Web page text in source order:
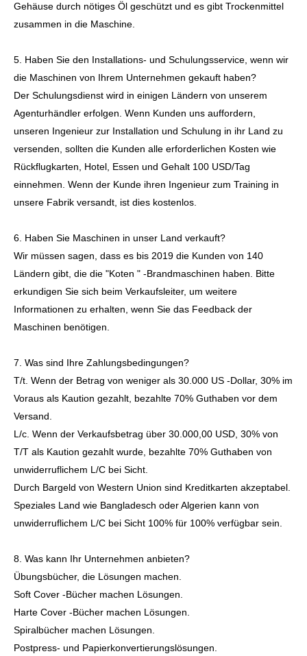
Gehäuse durch nötiges Öl geschützt und es gibt Trockenmittel
zusammen in die Maschine.
5. Haben Sie den Installations- und Schulungsservice, wenn wir
die Maschinen von Ihrem Unternehmen gekauft haben?
Der Schulungsdienst wird in einigen Ländern von unserem
Agenturhändler erfolgen. Wenn Kunden uns auffordern,
unseren Ingenieur zur Installation und Schulung in ihr Land zu
versenden, sollten die Kunden alle erforderlichen Kosten wie
Rückflugkarten, Hotel, Essen und Gehalt 100 USD/Tag
einnehmen. Wenn der Kunde ihren Ingenieur zum Training in
unsere Fabrik versandt, ist dies kostenlos.
6. Haben Sie Maschinen in unser Land verkauft?
Wir müssen sagen, dass es bis 2019 die Kunden von 140
Ländern gibt, die die "Koten " -Brandmaschinen haben. Bitte
erkundigen Sie sich beim Verkaufsleiter, um weitere
Informationen zu erhalten, wenn Sie das Feedback der
Maschinen benötigen.
7. Was sind Ihre Zahlungsbedingungen?
T/t. Wenn der Betrag von weniger als 30.000 US -Dollar, 30% im
Voraus als Kaution gezahlt, bezahlte 70% Guthaben vor dem
Versand.
L/c. Wenn der Verkaufsbetrag über 30.000,00 USD, 30% von
T/T als Kaution gezahlt wurde, bezahlte 70% Guthaben von
unwiderruflichem L/C bei Sicht.
Durch Bargeld von Western Union sind Kreditkarten akzeptabel.
Speziales Land wie Bangladesch oder Algerien kann von
unwiderruflichem L/C bei Sicht 100% für 100% verfügbar sein.
8. Was kann Ihr Unternehmen anbieten?
Übungsbücher, die Lösungen machen.
Soft Cover -Bücher machen Lösungen.
Harte Cover -Bücher machen Lösungen.
Spiralbücher machen Lösungen.
Postpress- und Papierkonvertierungslösungen.